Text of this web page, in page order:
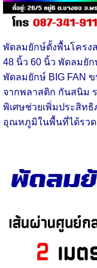
พัดลมยักษ์ตั้งพื้นโครง
48 นิ้ว 60 นิ้ว พัดลมยัก
พัดลมยักษ์ BIG FAN
จากพลาสติก กันสนิม
พิเศษช่วยเพิ่มประสิท
อุณหภูมิในพื้นที่ได้รวด